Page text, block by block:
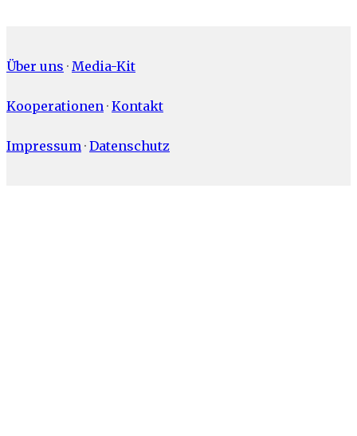
Über uns · Media-Kit
Kooperationen · Kontakt
Impressum · Datenschutz